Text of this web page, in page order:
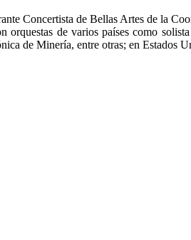
Concertista de Bellas Artes de la
orquestas de varios países como
de Minería, entre otras; en Estados